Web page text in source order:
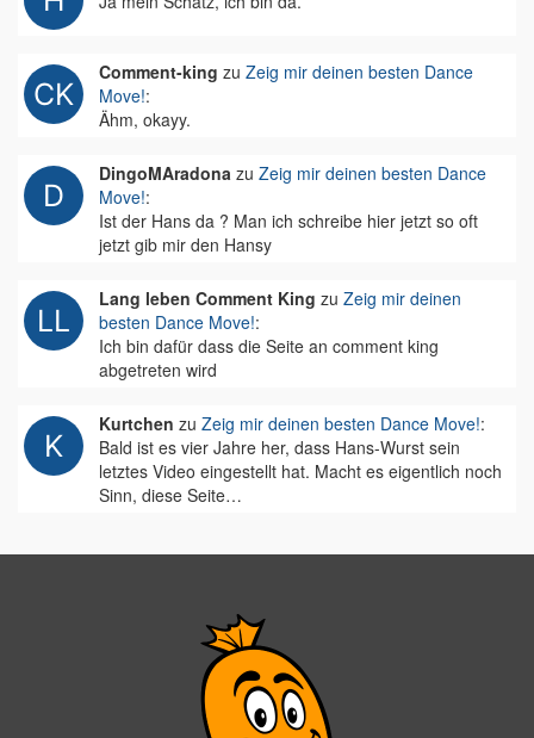
Comment-king zu Zeig mir deinen besten Dance
Move!:
Ähm, okayy.
DingoMAradona zu Zeig mir deinen besten Dance
Move!:
Ist der Hans da ? Man ich schreibe hier jetzt so oft
jetzt gib mir den Hansy
Lang leben Comment King zu Zeig mir deinen
besten Dance Move!:
Ich bin dafür dass die Seite an comment king
abgetreten wird
Kurtchen zu Zeig mir deinen besten Dance Move!:
Bald ist es vier Jahre her, dass Hans-Wurst sein
letztes Video eingestellt hat. Macht es eigentlich noch
Sinn, diese Seite…